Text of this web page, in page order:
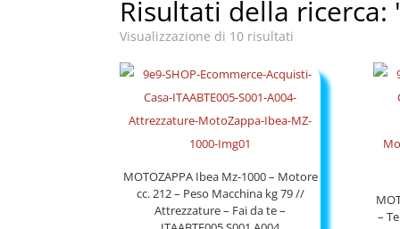
Risultati della
Visualizzazione di 10 risultati
MOTOZAPPA Ibea Mz-1000 – Motore
cc. 212 – Peso Macchina kg 79 //
Attrezzature – Fai da te –
–